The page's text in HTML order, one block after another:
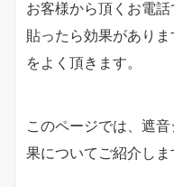
お客様から頂くお電
貼ったら効果があり
をよく頂きます。
このページでは、遮
果についてご紹介しま